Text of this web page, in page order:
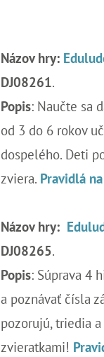
Názov hry:
DJ08261.
Popis: Naučte sa
od 3 do 6 rokov
dospelého. Deti
zviera. Pravidlá
Názov hry:
DJ08265.
Popis: Súprava 4
a poznávať čísla
pozorujú, triedia
zvieratkami!